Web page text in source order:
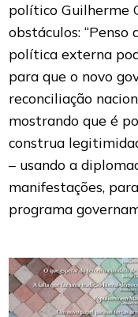
político Guilherme
obstáculos:
política externa
para que o novo
reconciliação
mostrando que é
construa
– usando a
manifestações,
programa